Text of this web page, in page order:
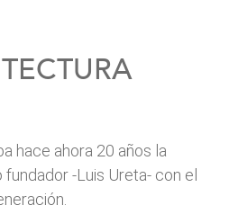
hace ahora 20 años la
-Luis Ureta- con el